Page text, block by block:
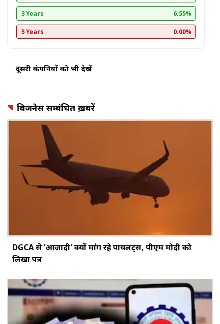
3 Years 6.55%
5 Years 0.00%
दूसरी कंपनियों को भी देखें
बिजनेस सम्बंधित ख़बरें
DGCA से 'आजादी' क्यों मांग रहे पायलट्स, पीएम मोदी को
लिखा पत्र